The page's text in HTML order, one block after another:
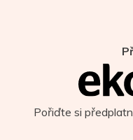
Pořiďte si